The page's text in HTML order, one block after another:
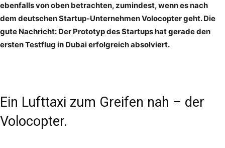
ebenfalls von oben betrachten, zumindest, wenn es nach
dem deutschen Startup-Unternehmen Volocopter geht. Die
gute Nachricht: Der Prototyp des Startups hat gerade den
ersten Testflug in Dubai erfolgreich absolviert.
Ein Lufttaxi zum Greifen nah – der
Volocopter.